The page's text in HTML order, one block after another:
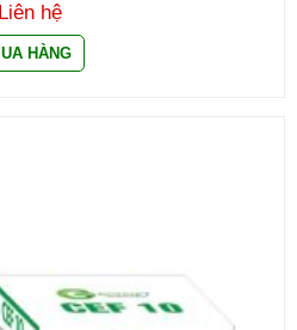
Liên hệ